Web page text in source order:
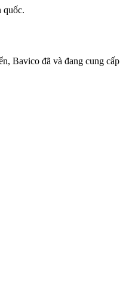
quốc.
Bavico đã và đang cung cấp